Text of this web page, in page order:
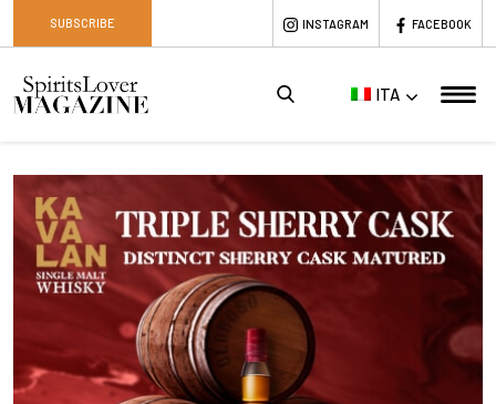
SUBSCRIBE INSTAGRAM FACEBOOK
ITA